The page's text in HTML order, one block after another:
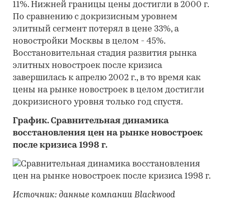
11%. Нижней границы цены достигли в 2000 г.
По сравнению с докризисным уровнем
элитный сегмент потерял в цене 33%, а
новостройки Москвы в целом - 45%.
Восстановительная стадия развития рынка
элитных новостроек после кризиса
завершилась к апрелю 2002 г., в то время как
цены на рынке новостроек в целом достигли
докризисного уровня только год спустя.
График. Сравнительная динамика
восстановления цен на рынке новостроек
после кризиса 1998 г.
Источник: данные компании Blackwood